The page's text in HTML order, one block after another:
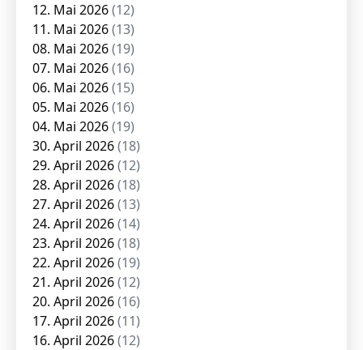
12. Mai 2026(12)
11. Mai 2026(13)
08. Mai 2026(19)
07. Mai 2026(16)
06. Mai 2026(15)
05. Mai 2026(16)
04. Mai 2026(19)
30. April 2026(18)
29. April 2026(12)
28. April 2026(18)
27. April 2026(13)
24. April 2026(14)
23. April 2026(18)
22. April 2026(19)
21. April 2026(12)
20. April 2026(16)
17. April 2026(11)
16. April 2026(12)